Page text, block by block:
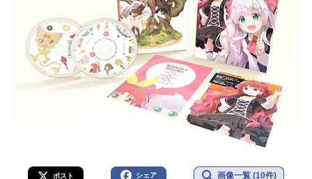
ポスト シェア 画像一覧 (10件)